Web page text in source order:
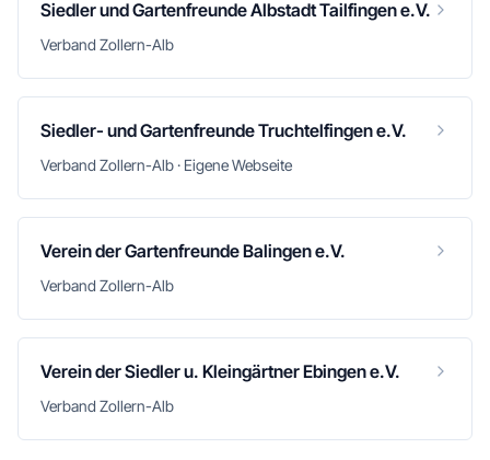
Siedler und Gartenfreunde Albstadt Tailfingen e.V.
Verband Zollern-Alb
Siedler- und Gartenfreunde Truchtelfingen e.V.
Verband Zollern-Alb · Eigene Webseite
Verein der Gartenfreunde Balingen e.V.
Verband Zollern-Alb
Verein der Siedler u. Kleingärtner Ebingen e.V.
Verband Zollern-Alb